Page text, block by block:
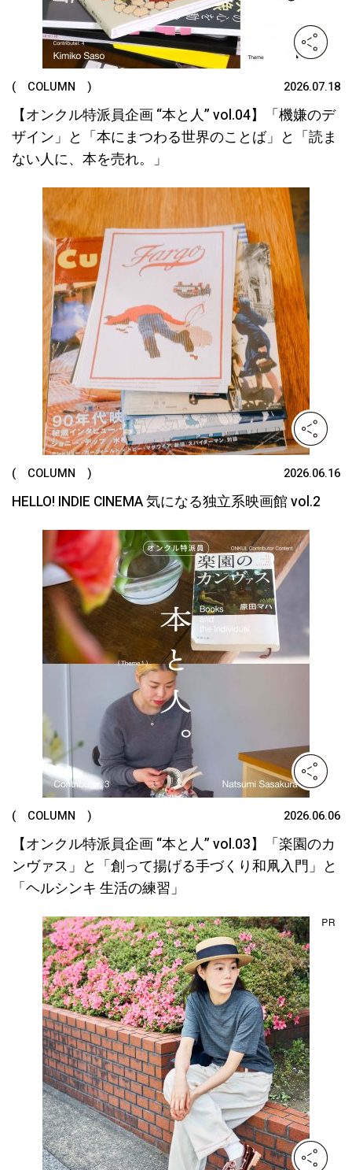
( COLUMN ) 2026.07.18
【オンクル特派員企画 “本と人” vol.04】「機嫌のデ
ザイン」と「本にまつわる世界のことば」と「読ま
ない人に、本を売れ。」
( COLUMN ) 2026.06.16
HELLO! INDIE CINEMA 気になる独立系映画館 vol.2
( COLUMN ) 2026.06.06
【オンクル特派員企画 “本と人” vol.03】「楽園のカ
ンヴァス」と「創って揚げる手づくり和凧入門」と
「ヘルシンキ 生活の練習」